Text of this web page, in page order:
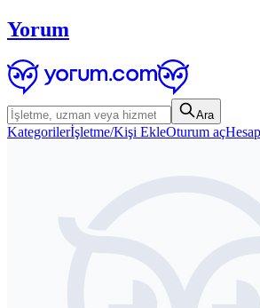
Yorum
Ara
Kategorilerİşletme/Kişi EkleOturum aç